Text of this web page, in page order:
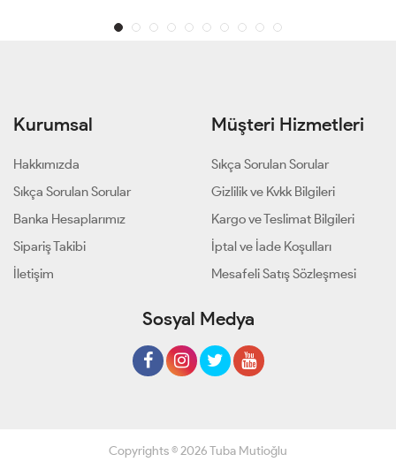
Kurumsal
Hakkımızda
Sıkça Sorulan Sorular
Banka Hesaplarımız
Sipariş Takibi
İletişim
Müşteri Hizmetleri
Sıkça Sorulan Sorular
Gizlilik ve Kvkk Bilgileri
Kargo ve Teslimat Bilgileri
İptal ve İade Koşulları
Mesafeli Satış Sözleşmesi
Sosyal Medya
Copyrights © 2026 Tuba Mutioğlu